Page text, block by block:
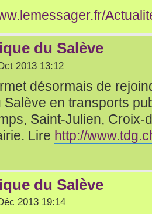
du Salève
2013 13:12
désormais de
en transports
Saint-Julien, Croix-
Lire http://
du Salève
2013 19:14